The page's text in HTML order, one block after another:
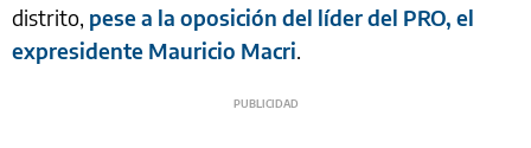
distrito, pese a la oposición del líder del PRO, el
expresidente Mauricio Macri.